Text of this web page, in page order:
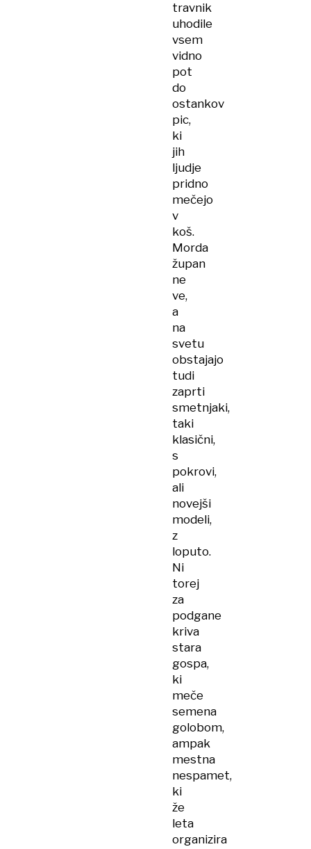
travnik
uhodile
vsem
vidno
pot
do
ostankov
pic,
ki
jih
ljudje
pridno
mečejo
v
koš.
Morda
župan
ne
ve,
a
na
svetu
obstajajo
tudi
zaprti
smetnjaki,
taki
klasični,
s
pokrovi,
ali
novejši
modeli,
z
loputo.
Ni
torej
za
podgane
kriva
stara
gospa,
ki
meče
semena
golobom,
ampak
mestna
nespamet,
ki
že
leta
organizira